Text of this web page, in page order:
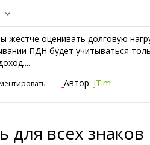
оценивать долговую
ПДН будет учитываться
Автор: JTim
для всех знаков